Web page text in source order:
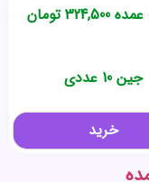
عمده324,500 تومان
جین 10 عددی
خرید